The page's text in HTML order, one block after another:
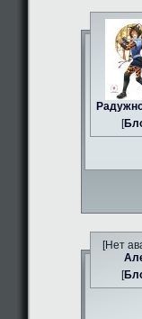
[
[Нет
[